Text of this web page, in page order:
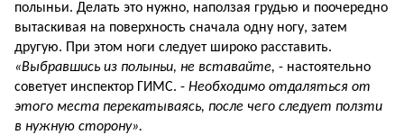
полыньи. Делать это нужно, наползая грудью и поочередно
вытаскивая на поверхность сначала одну ногу, затем
другую. При этом ноги следует широко расставить.
«Выбравшись из полыньи, не вставайте, - настоятельно
советует инспектор ГИМС. - Необходимо отдаляться от
этого места перекатываясь, после чего следует ползти
в нужную сторону».